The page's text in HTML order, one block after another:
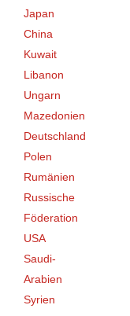
Japan
China
Kuwait
Libanon
Ungarn
Mazedonien
Deutschland
Polen
Rumänien
Russische
Föderation
USA
Saudi-
Arabien
Syrien